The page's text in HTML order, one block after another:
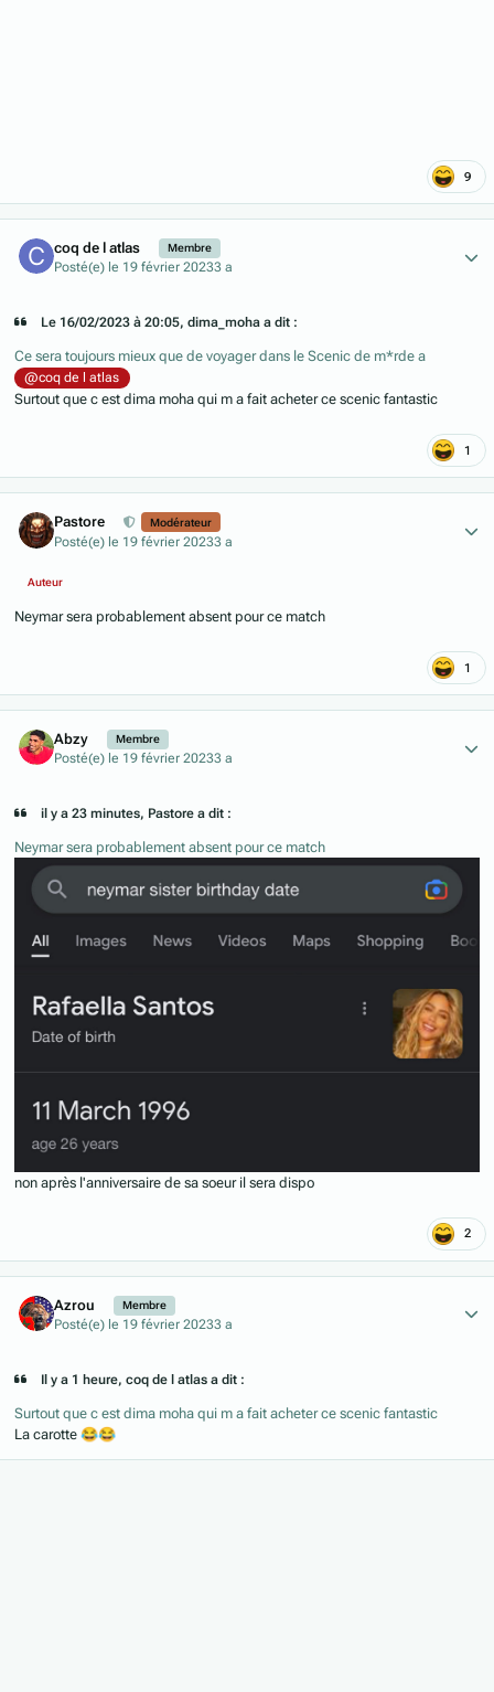
9
coq de l atlas Membre
Posté(e) le 19 février 20233 a
Le 16/02/2023 à 20:05, dima_moha a dit :
Ce sera toujours mieux que de voyager dans le Scenic de m*rde a
@coq de l atlas
Surtout que c est dima moha qui m a fait acheter ce scenic fantastic
1
Pastore Modérateur
Posté(e) le 19 février 20233 a
Auteur
Neymar sera probablement absent pour ce match
1
Abzy Membre
Posté(e) le 19 février 20233 a
il y a 23 minutes, Pastore a dit :
Neymar sera probablement absent pour ce match
non après l'anniversaire de sa soeur il sera dispo
2
Azrou Membre
Posté(e) le 19 février 20233 a
Il y a 1 heure, coq de l atlas a dit :
Surtout que c est dima moha qui m a fait acheter ce scenic fantastic
La carotte 😂😂